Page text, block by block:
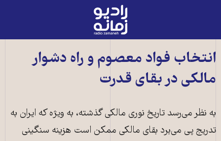
رادیو
زمانه
صفحه
اصلی
انتخاب فواد معصوم و راه دشوار
مالکی در بقای قدرت
به نظر می‌رسد تاریخ نوری مالکی گذشته، به ویژه که ایران به
تدریج پی می‌برد بقای مالکی ممکن است هزینه سنگینی